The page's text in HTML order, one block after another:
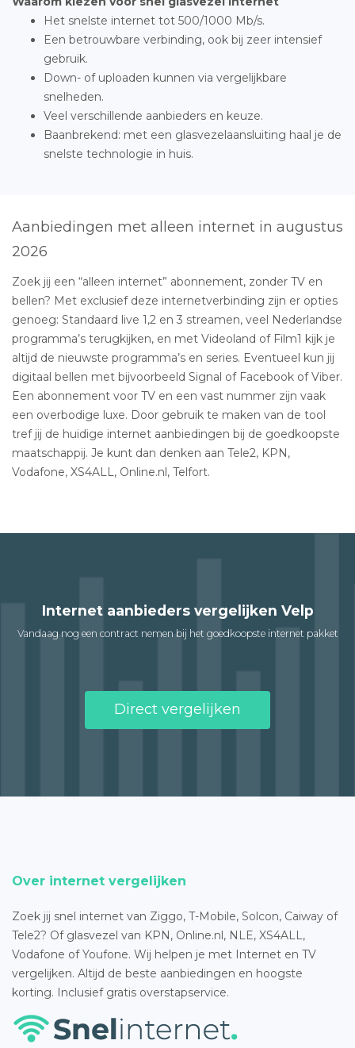
Het snelste internet tot 500/1000 Mb/s.
Een betrouwbare verbinding, ook bij zeer intensief
gebruik.
Down- of uploaden kunnen via vergelijkbare
snelheden.
Veel verschillende aanbieders en keuze.
Baanbrekend: met een glasvezelaansluiting haal je de
snelste technologie in huis.
Aanbiedingen met alleen internet in augustus
2026
Zoek jij een “alleen internet” abonnement, zonder TV en
bellen? Met exclusief deze internetverbinding zijn er opties
genoeg: Standaard live 1,2 en 3 streamen, veel Nederlandse
programma’s terugkijken, en met Videoland of Film1 kijk je
altijd de nieuwste programma’s en series. Eventueel kun jij
digitaal bellen met bijvoorbeeld Signal of Facebook of Viber.
Een abonnement voor TV en een vast nummer zijn vaak
een overbodige luxe. Door gebruik te maken van de tool
tref jij de huidige internet aanbiedingen bij de goedkoopste
maatschappij. Je kunt dan denken aan Tele2, KPN,
Vodafone, XS4ALL, Online.nl, Telfort.
Internet aanbieders vergelijken Velp
Vandaag nog een contract nemen bij het goedkoopste internet pakket
Direct vergelijken
Over internet vergelijken
Zoek jij snel internet van Ziggo, T-Mobile, Solcon, Caiway of
Tele2? Of glasvezel van KPN, Online.nl, NLE, XS4ALL,
Vodafone of Youfone. Wij helpen je met Internet en TV
vergelijken. Altijd de beste aanbiedingen en hoogste
korting. Inclusief gratis overstapservice.